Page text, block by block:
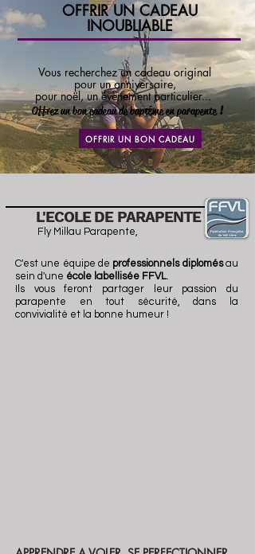
OFFRIR UN CADEAU
INOUBLIABLE
FAIRE PLAISIR A VOS PROCHES !
Vous recherchez un cadeau original
pour un anniversaire,
pour noël,un évènement particulier...
OFFRIR UN BON CADEAU
Offrez unbon cadeau de baptême en parapente!
Fly Millau Parapente,
L'ECOLE DE PARAPENTE
C'est une équipe de professionnels diplomésau
sein d'une école labellisée FFVL.
Ils vous feront partager leur passion du
parapente en tout sécurité, dans la
convivialité et la bonne humeur !